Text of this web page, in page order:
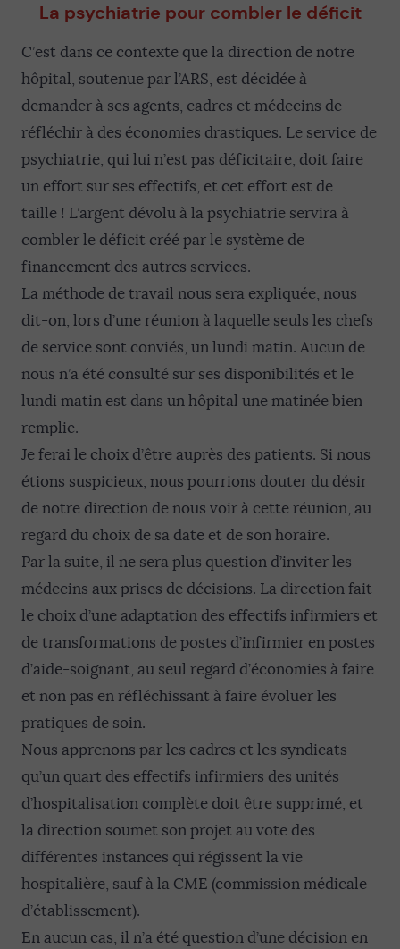
La psychiatrie pour combler le déficit
C’est dans ce contexte que la direction de notre
hôpital, soutenue par l’ARS, est décidée à
demander à ses agents, cadres et médecins de
réfléchir à des économies drastiques. Le service de
psychiatrie, qui lui n’est pas déficitaire, doit faire
un effort sur ses effectifs, et cet effort est de
taille ! L’argent dévolu à la psychiatrie servira à
combler le déficit créé par le système de
financement des autres services.
La méthode de travail nous sera expliquée, nous
dit-on, lors d’une réunion à laquelle seuls les chefs
de service sont conviés, un lundi matin. Aucun de
nous n’a été consulté sur ses disponibilités et le
lundi matin est dans un hôpital une matinée bien
remplie.
Je ferai le choix d’être auprès des patients. Si nous
étions suspicieux, nous pourrions douter du désir
de notre direction de nous voir à cette réunion, au
regard du choix de sa date et de son horaire.
Par la suite, il ne sera plus question d’inviter les
médecins aux prises de décisions. La direction fait
le choix d’une adaptation des effectifs infirmiers et
de transformations de postes d’infirmier en postes
d’aide-soignant, au seul regard d’économies à faire
et non pas en réfléchissant à faire évoluer les
pratiques de soin.
Nous apprenons par les cadres et les syndicats
qu’un quart des effectifs infirmiers des unités
d’hospitalisation complète doit être supprimé, et
la direction soumet son projet au vote des
différentes instances qui régissent la vie
hospitalière, sauf à la CME (commission médicale
d’établissement).
En aucun cas, il n’a été question d’une décision en